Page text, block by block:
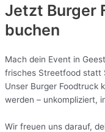
Jetzt Burger
buchen
Mach dein Event in
frisches Streetfood statt
Unser Burger Foodtruck
werden – unkompliziert,
Wir freuen uns darauf,